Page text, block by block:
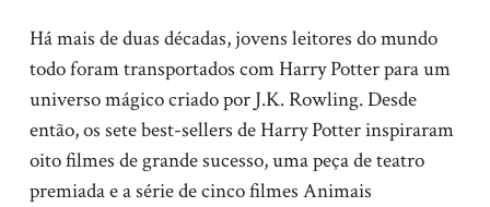
Há mais de duas décadas, jovens leitores do mundo
todo foram transportados com Harry Potter para um
universo mágico criado por J.K. Rowling. Desde
então, os sete best-sellers de Harry Potter inspiraram
oito filmes de grande sucesso, uma peça de teatro
premiada e a série de cinco filmes Animais